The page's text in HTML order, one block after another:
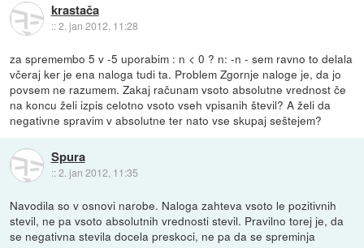
krastača
::2. jan 2012, 11:28
za spremembo 5 v -5 uporabim : n < 0 ? n: -n - sem ravno to delala
včeraj ker je ena naloga tudi ta. Problem Zgornje naloge je, da jo
povsem ne razumem. Zakaj računam vsoto absolutne vrednost če
na koncu želi izpis celotno vsoto vseh vpisanih števil? A želi da
negativne spravim v absolutne ter nato vse skupaj seštejem?
Spura
::2. jan 2012, 11:35
Navodila so v osnovi narobe. Naloga zahteva vsoto le pozitivnih
stevil, ne pa vsoto absolutnih vrednosti stevil. Pravilno torej je, da
se negativna stevila docela preskoci, ne pa da se spreminja